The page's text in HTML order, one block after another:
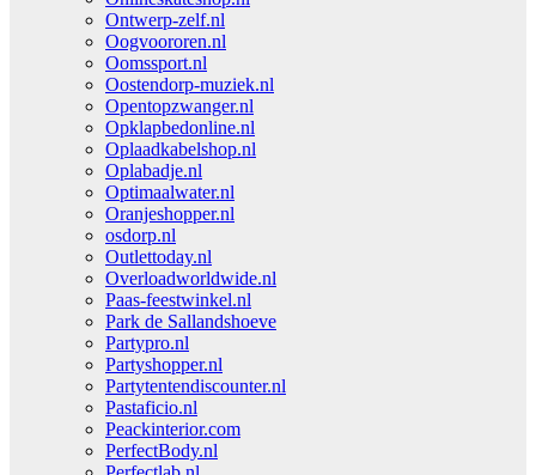
Ontwerp-zelf.nl
Oogvoororen.nl
Oomssport.nl
Oostendorp-muziek.nl
Opentopzwanger.nl
Opklapbedonline.nl
Oplaadkabelshop.nl
Oplabadje.nl
Optimaalwater.nl
Oranjeshopper.nl
osdorp.nl
Outlettoday.nl
Overloadworldwide.nl
Paas-feestwinkel.nl
Park de Sallandshoeve
Partypro.nl
Partyshopper.nl
Partytentendiscounter.nl
Pastaficio.nl
Peackinterior.com
PerfectBody.nl